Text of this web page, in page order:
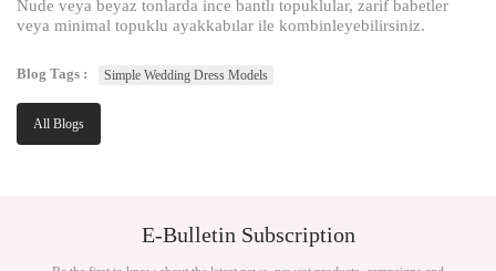
Nude veya beyaz tonlarda ince bantlı topuklular, zarif babetler
veya minimal topuklu ayakkabılar ile kombinleyebilirsiniz.
Blog Tags : Simple Wedding Dress Models
All Blogs
E-Bulletin Subscription